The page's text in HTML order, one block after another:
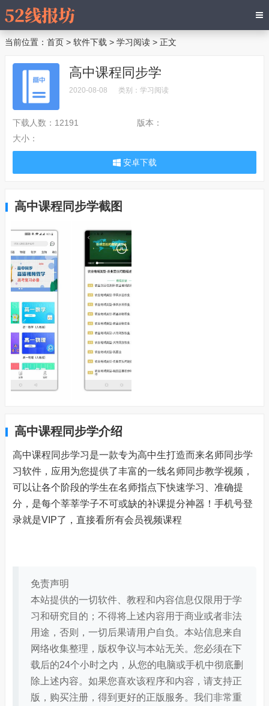
当前位置： 首页 > 软件下载 > 学习阅读 > 正文
高中课程同步学
2020-08-08 类别：学习阅读
下载人数： 12191
版本：
大小：
安卓下载
高中课程同步学截图
高中课程同步学介绍
高中课程同步学习是一款专为高中生打造而来名师同步学
习软件，应用为您提供了丰富的一线名师同步教学视频，
可以让各个阶段的学生在名师指点下快速学习、准确提
分，是每个莘莘学子不可或缺的补课提分神器！手机号登
录就是VIP了，直接看所有会员视频课程
免责声明
本站提供的一切软件、教程和内容信息仅限用于学
习和研究目的；不得将上述内容用于商业或者非法
用途，否则，一切后果请用户自负。本站信息来自
网络收集整理，版权争议与本站无关。您必须在下
载后的24个小时之内，从您的电脑或手机中彻底删
除上述内容。如果您喜欢该程序和内容，请支持正
版，购买注册，得到更好的正版服务。我们非常重